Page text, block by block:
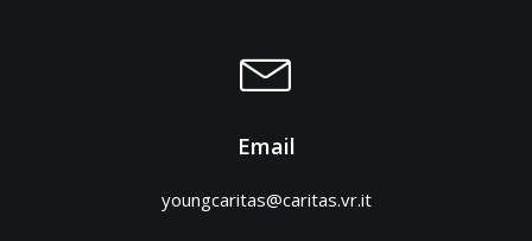
Email
youngcaritas@caritas.vr.it